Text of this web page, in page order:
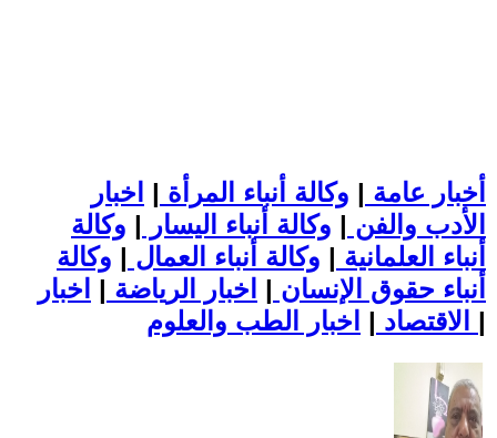
أخبار عامة | وكالة أنباء المرأة | اخبار
الأدب والفن | وكالة أنباء اليسار | وكالة
أنباء العلمانية | وكالة أنباء العمال | وكالة
أنباء حقوق الإنسان | اخبار الرياضة | اخبار
الاقتصاد | |